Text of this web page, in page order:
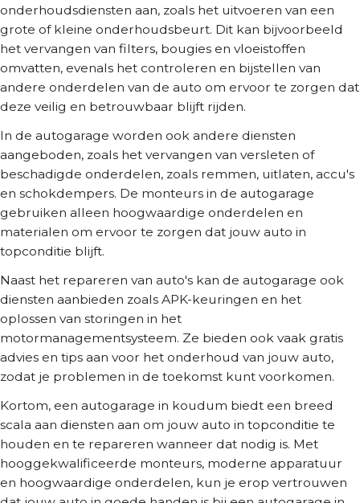
onderhoudsdiensten aan, zoals het uitvoeren van een
grote of kleine onderhoudsbeurt. Dit kan bijvoorbeeld
het vervangen van filters, bougies en vloeistoffen
omvatten, evenals het controleren en bijstellen van
andere onderdelen van de auto om ervoor te zorgen dat
deze veilig en betrouwbaar blijft rijden.
In de autogarage worden ook andere diensten
aangeboden, zoals het vervangen van versleten of
beschadigde onderdelen, zoals remmen, uitlaten, accu's
en schokdempers. De monteurs in de autogarage
gebruiken alleen hoogwaardige onderdelen en
materialen om ervoor te zorgen dat jouw auto in
topconditie blijft.
Naast het repareren van auto's kan de autogarage ook
diensten aanbieden zoals APK-keuringen en het
oplossen van storingen in het
motormanagementsysteem. Ze bieden ook vaak gratis
advies en tips aan voor het onderhoud van jouw auto,
zodat je problemen in de toekomst kunt voorkomen.
Kortom, een autogarage in koudum biedt een breed
scala aan diensten aan om jouw auto in topconditie te
houden en te repareren wanneer dat nodig is. Met
hooggekwalificeerde monteurs, moderne apparatuur
en hoogwaardige onderdelen, kun je erop vertrouwen